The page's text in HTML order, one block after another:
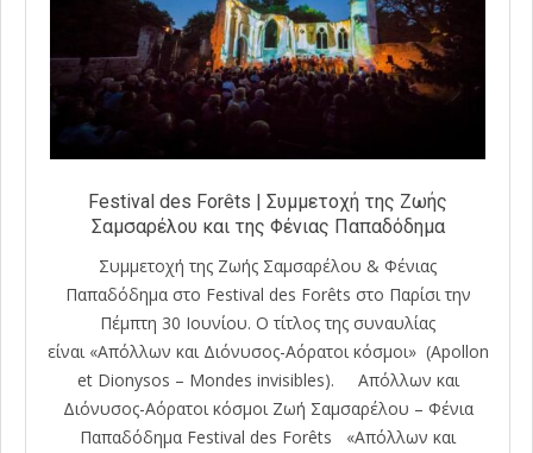
Festival des Forêts | Συμμετοχή της Ζωής
Σαμσαρέλου και της Φένιας Παπαδόδημα
Συμμετοχή της Ζωής Σαμσαρέλου & Φένιας
Παπαδόδημα στο Festival des Forêts στο Παρίσι την
Πέμπτη 30 Ιουνίου. Ο τίτλος της συναυλίας
είναι «Απόλλων και Διόνυσος-Αόρατοι κόσμοι» (Αpollon
et Dionysos – Mondes invisibles). Απόλλων και
Διόνυσος-Αόρατοι κόσμοι Ζωή Σαμσαρέλου – Φένια
Παπαδόδημα Festival des Forêts «Απόλλων και